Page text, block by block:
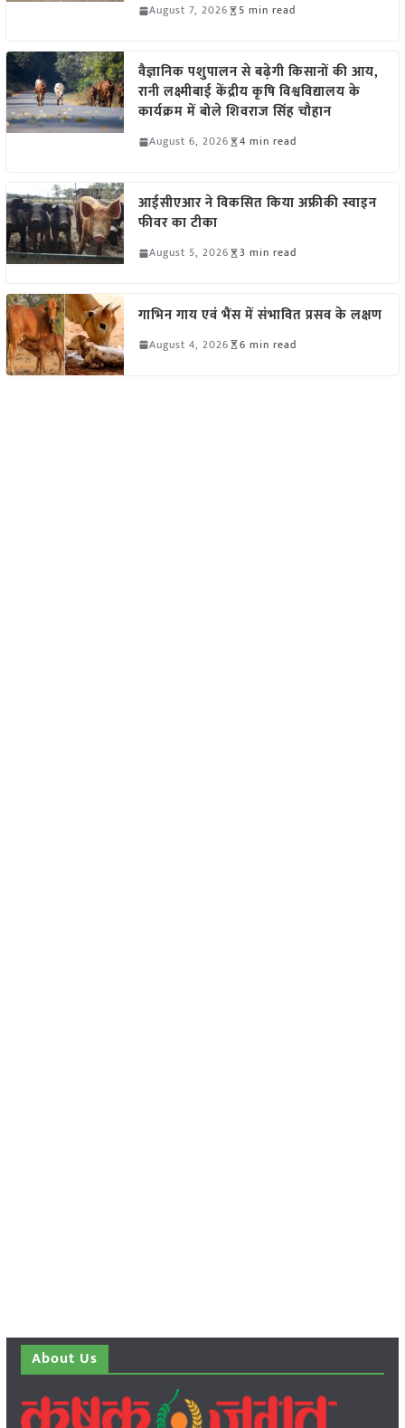
August 7, 2026 5 min read
वैज्ञानिक पशुपालन से बढ़ेगी किसानों की आय,
रानी लक्ष्मीबाई केंद्रीय कृषि विश्वविद्यालय के
कार्यक्रम में बोले शिवराज सिंह चौहान
August 6, 2026 4 min read
आईसीएआर ने विकसित किया अफ्रीकी स्वाइन
फीवर का टीका
August 5, 2026 3 min read
गाभिन गाय एवं भैंस में संभावित प्रसव के लक्षण
August 4, 2026 6 min read
About Us